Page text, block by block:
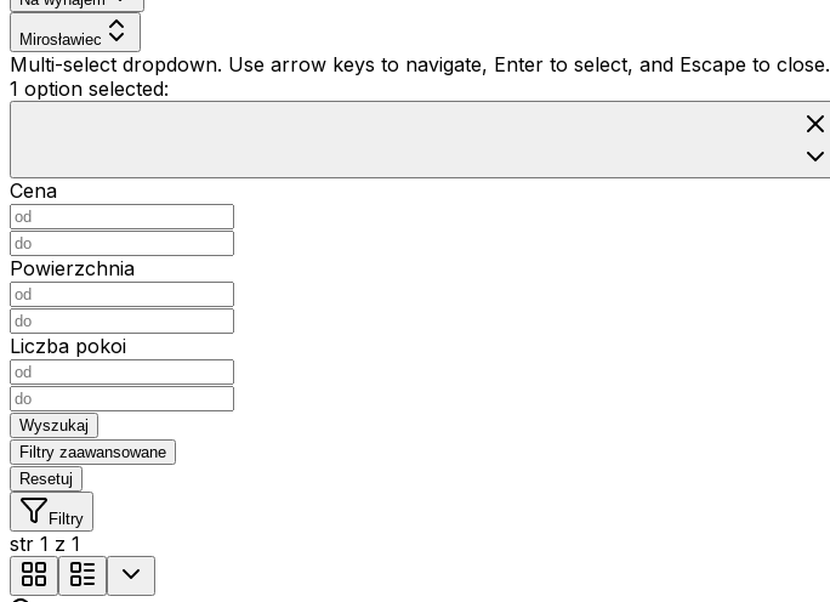
Mirosławiec
Multi-select dropdown. Use arrow keys to navigate, Enter to select, and Escape to close.
1 option selected:
Cena
Powierzchnia
Liczba pokoi
Wyszukaj
Filtry zaawansowane
Resetuj
Filtry
str 1 z 1